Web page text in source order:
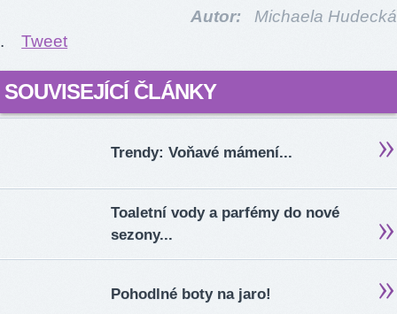
Autor:
Michaela Hudecká
.
Tweet
SOUVISEJÍCÍ ČLÁNKY
Trendy: Voňavé mámení...
Toaletní vody a parfémy do nové
sezony...
Pohodlné boty na jaro!